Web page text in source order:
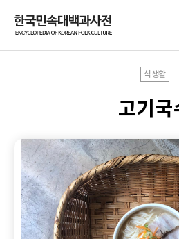
식생활
고기국